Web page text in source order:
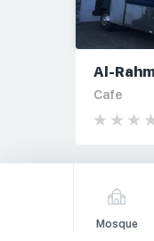
Al-
Cafe
Mosque